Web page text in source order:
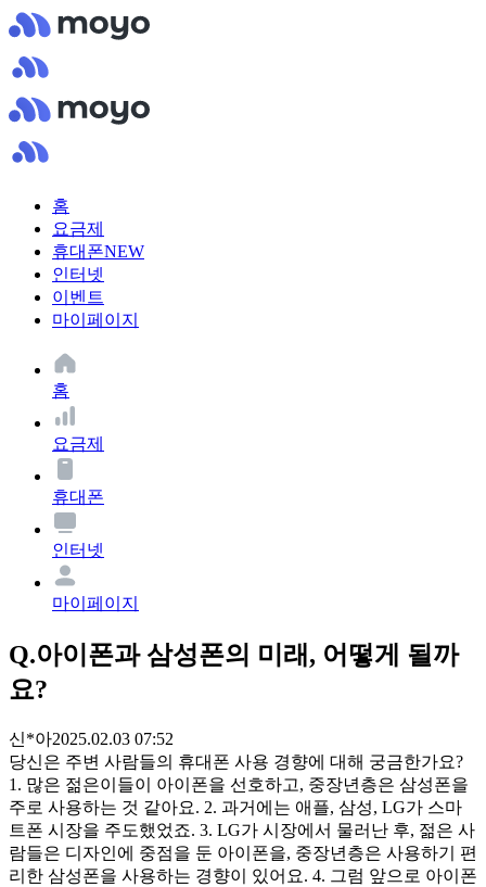
홈
요금제
휴대폰NEW
인터넷
이벤트
마이페이지
홈
요금제
휴대폰
인터넷
마이페이지
Q.아이폰과 삼성폰의 미래, 어떻게 될까
요?
신*아2025.02.03 07:52
당신은 주변 사람들의 휴대폰 사용 경향에 대해 궁금한가요?
1. 많은 젊은이들이 아이폰을 선호하고, 중장년층은 삼성폰을
주로 사용하는 것 같아요. 2. 과거에는 애플, 삼성, LG가 스마
트폰 시장을 주도했었죠. 3. LG가 시장에서 물러난 후, 젊은 사
람들은 디자인에 중점을 둔 아이폰을, 중장년층은 사용하기 편
리한 삼성폰을 사용하는 경향이 있어요. 4. 그럼 앞으로 아이폰